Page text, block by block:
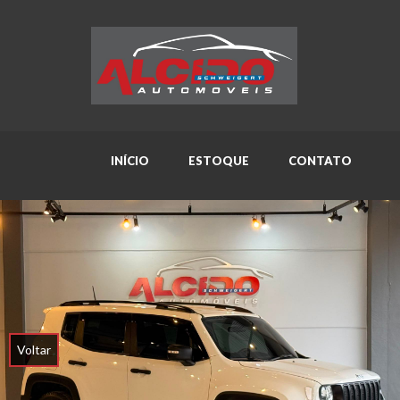
INÍCIO ESTOQUE CONTATO
Voltar